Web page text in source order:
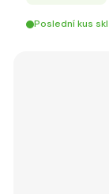
Poslední kus